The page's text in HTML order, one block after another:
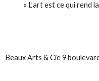
« L’art est ce qui rend
Beaux Arts & Cie 9